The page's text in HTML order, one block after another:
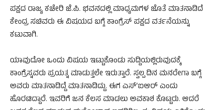
ಪಕ್ಷದ ರಾಜ್ಯ ಕಚೇರಿ ಜೆ.ಪಿ. ಭವನದಲ್ಲಿ ಮಾಧ್ಯಮಗಳ ಜೊತೆ ಮಾತನಾಡಿದೆ
ಕೇಂದ್ರ ಸಚಿವರು ಈ ವಿಷಯದ ಬಗ್ಗೆ ಕಾಂಗ್ರೆಸ್ ಪಕ್ಷದ ವರ್ತನೆಯನ್ನು
ಕಟುವಾಗಿ.
ಯಾವುದೋ ಒಂದು ವಿಷಯ ಇಟ್ಟುಕೊಂಡು ಸುದ್ದಿಯಲ್ಲಿರುವುದಕ್ಕೆ
ಕಾಂಗ್ರೆಸ್ನವರು ಪ್ರಯತ್ನ ಮಾಡುತ್ತಲೇ ಇರುತ್ತಾರೆ. ಸ್ವಲ್ಪ ದಿನ ಮನರೇಗಾ ಬಗ್ಗೆ
ಅವರು ಮಾತನಾಡಿದ್ದೆ ಮಾತನಾಡಿದ್ದು. ಈಗ ಎಸ್’ಐಆರ್ ಎಂದು
ಹೊರಟಿದ್ದಾರೆ. ಇವರಿಗೆ ಜನ ಕೆಲಸ ಮಾಡಲು ಅವಕಾಶ ಕೊಟ್ಟರು. ಆದರೆ‌